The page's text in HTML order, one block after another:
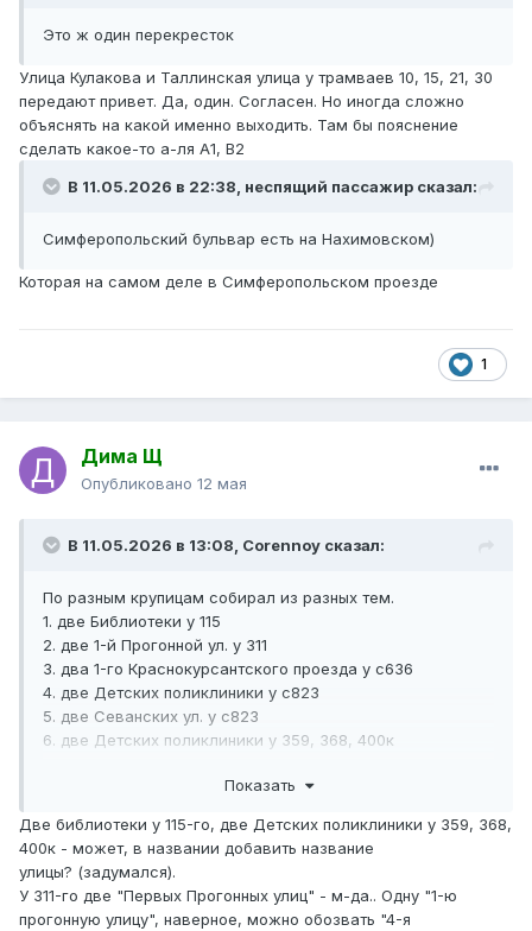
Это ж один перекресток
Улица Кулакова и Таллинская улица у трамваев 10, 15, 21, 30
передают привет. Да, один. Согласен. Но иногда сложно
объяснять на какой именно выходить. Там бы пояснение
сделать какое-то а-ля А1, В2
В 11.05.2026 в 22:38, неспящий пассажир сказал:
Симферопольский бульвар есть на Нахимовском)
Которая на самом деле в Симферопольском проезде
1
Дима Щ
Опубликовано 12 мая
В 11.05.2026 в 13:08, Corennoy сказал:
По разным крупицам собирал из разных тем.
1. две Библиотеки у 115
2. две 1-й Прогонной ул. у 311
3. два 1-го Краснокурсантского проезда у с636
4. две Детских поликлиники у с823
5. две Севанских ул. у с823
6. две Детских поликлиники у 359, 368, 400к
8. две Тайнинских ул. у 393Показать
Две библиотеки у 115-го, две Детских поликлиники у 359, 368,
400к - может, в названии добавить название
улицы? (задумался).
У 311-го две "Первых Прогонных улиц" - м-да.. Одну "1-ю
прогонную улицу", наверное, можно обозвать "4-я